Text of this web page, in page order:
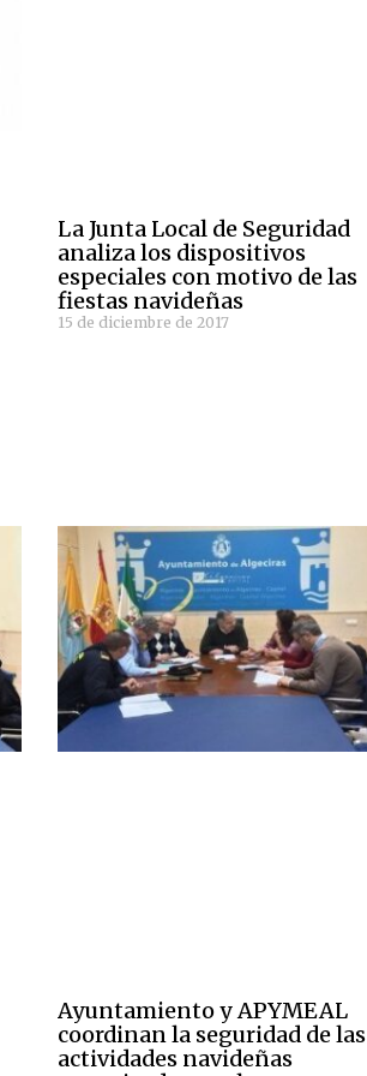
La Junta Local de Seguridad
analiza los dispositivos
especiales con motivo de las
fiestas navideñas
15 de diciembre de 2017
Ayuntamiento y APYMEAL
coordinan la seguridad de las
actividades navideñas